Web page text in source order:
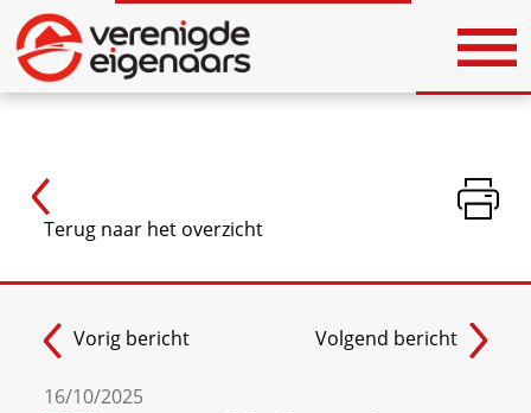
Vorig bericht Volgend bericht
16/10/2025